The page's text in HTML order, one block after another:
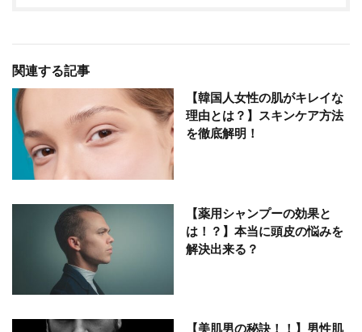
関連する記事
【韓国人女性の肌がキレイな
理由とは？】スキンケア方法
を徹底解明！
【薬用シャンプーの効果と
は！？】本当に頭皮の悩みを
解決出来る？
【美肌男の秘訣！！】男性肌